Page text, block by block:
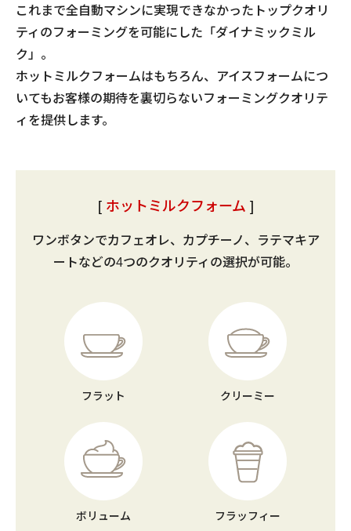
これまで全自動マシンに実現できなかったトップクオリ
ティのフォーミングを可能にした「ダイナミックミル
ク」。
ホットミルクフォームはもちろん、アイスフォームにつ
いてもお客様の期待を裏切らないフォーミングクオリテ
ィを提供します。
ホットミルクフォーム
ワンボタンでカフェオレ、カプチーノ、ラテマキア
ートなどの4つのクオリティの選択が可能。
フラット クリーミー
ボリューム フラッフィー